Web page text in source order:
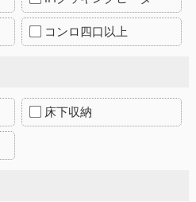
コンロ四口以上
床下収納